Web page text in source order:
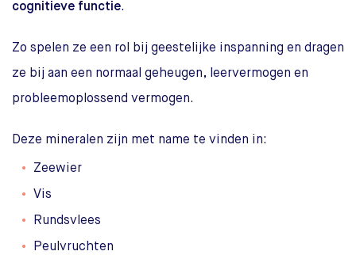
cognitieve functie.
Zo spelen ze een rol bij geestelijke inspanning en dragen
ze bij aan een normaal geheugen, leervermogen en
probleemoplossend vermogen.
Deze mineralen zijn met name te vinden in:
Zeewier
Vis
Rundsvlees
Peulvruchten